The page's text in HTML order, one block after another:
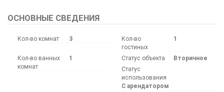
ОСНОВНЫЕ СВЕДЕНИЯ
Кол-во комнат 3
Кол-во
гостиных
1
Кол-во ванных
комнат
1 Статус объекта
Вторичное
Статус
использования
С арендатором